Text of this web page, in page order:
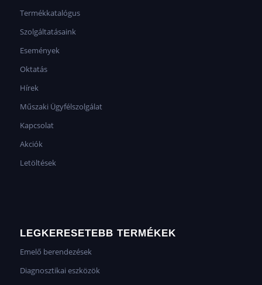
Termékkatalógus
Szolgáltatásaink
Események
Oktatás
Hírek
Műszaki Ügyfélszolgálat
Kapcsolat
Akciók
Letöltések
LEGKERESETEBB TERMÉKEK
Emelő berendezések
Diagnosztikai eszközök